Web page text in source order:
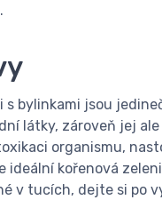
.
s bylinkami jsou
látky, zároveň jej
organismu,
ideální kořenová
v tucích, dejte si po